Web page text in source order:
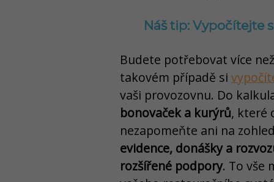
Náš tip: Vypočítejte
Budete potřebovat více
takovém případě si
vaši provozovnu. Do
bonovaček a kurýrů, které
nezapomeňte ani na
evidence, donášky a
rozšířené podpory. To vše